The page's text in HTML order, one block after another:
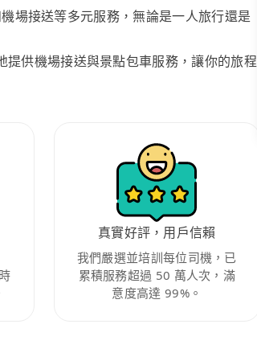
場接送等多元服務，無論是一人旅行還是
供機場接送與景點包車服務，讓你的旅程
真實好評，用戶信賴
我們嚴選並培訓每位司機，已
累積服務超過 50 萬人次，滿
意度高達 99%。